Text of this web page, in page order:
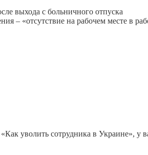
выхода с больничного отпуска
– «отсутствие на рабочем месте в
уволить сотрудника в Украине», у